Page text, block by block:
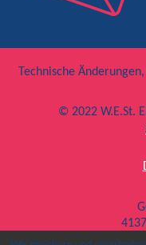
Technische
© 2022 W.E.St.
T +49